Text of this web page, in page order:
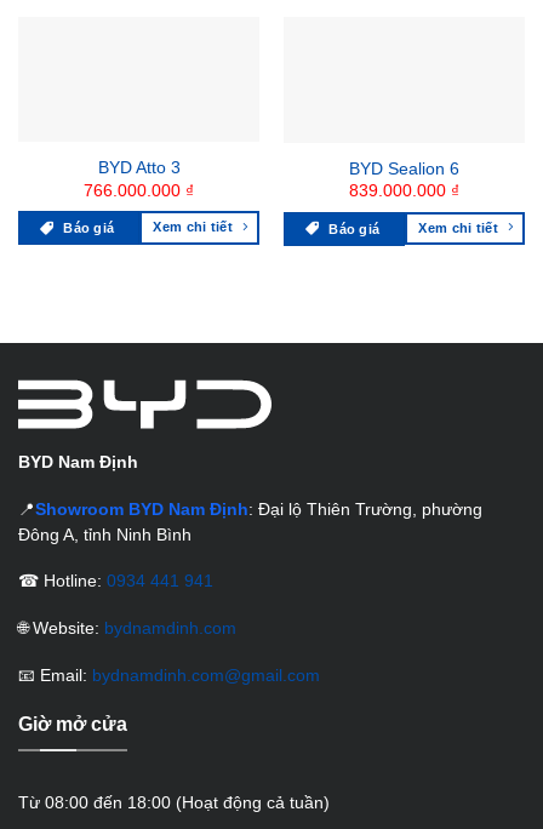
BYD Atto 3
766.000.000 ₫
Báo giá Xem chi tiết
BYD Sealion 6
839.000.000 ₫
Báo giá Xem chi tiết
BYD Nam Định
📍Showroom BYD Nam Định: Đại lộ Thiên Trường, phường
Đông A, tỉnh Ninh Bình
☎ Hotline: 0934 441 941
🌐 Website: bydnamdinh.com
📧 Email: bydnamdinh.com@gmail.com
Giờ mở cửa
Từ 08:00 đến 18:00 (Hoạt động cả tuần)